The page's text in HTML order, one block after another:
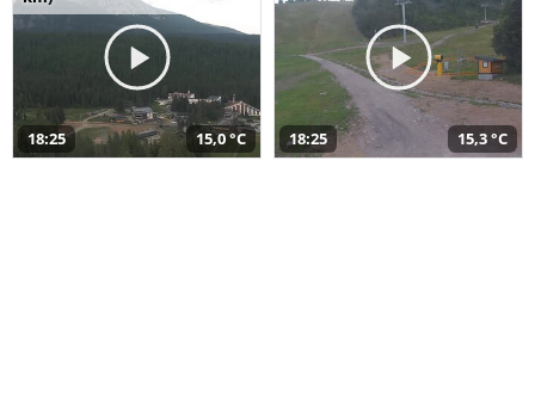
18:25 15,0 °C 18:25 15,3 °C